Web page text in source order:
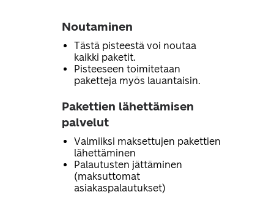
Noutaminen
Tästä pisteestä voi noutaa
kaikki paketit.
Pisteeseen toimitetaan
paketteja myös lauantaisin.
Pakettien lähettämisen
palvelut
Valmiiksi maksettujen pakettien
lähettäminen
Palautusten jättäminen
(maksuttomat
asiakaspalautukset)